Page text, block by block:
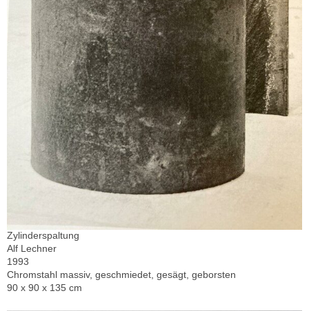
Zylinderspaltung
Alf Lechner
1993
Chromstahl massiv, geschmiedet, gesägt, geborsten
90 x 90 x 135 cm